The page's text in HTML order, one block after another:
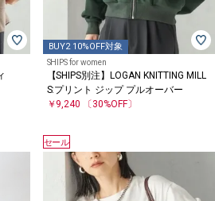
BUY2 10%OFF対象
SHIPS for women
【SHIPS別注】LOGAN KNITTING MILL
S:プリント ジップ プルオーバー
￥9,240
〔30%OFF〕
セール